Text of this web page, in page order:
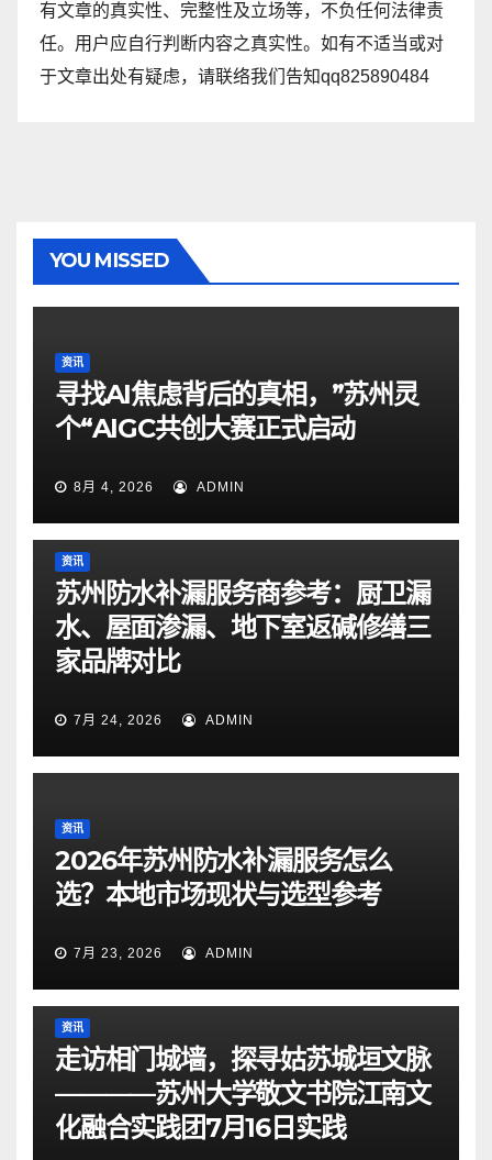
有文章的真实性、完整性及立场等，不负任何法律责
任。用户应自行判断内容之真实性。如有不适当或对
于文章出处有疑虑，请联络我们告知qq825890484
YOU MISSED
资讯
寻找AI焦虑背后的真相，”苏州灵
个“AIGC共创大赛正式启动
8月 4, 2026 ADMIN
资讯
苏州防水补漏服务商参考：厨卫漏
水、屋面渗漏、地下室返碱修缮三
家品牌对比
7月 24, 2026 ADMIN
资讯
2026年苏州防水补漏服务怎么
选？本地市场现状与选型参考
7月 23, 2026 ADMIN
资讯
走访相门城墙，探寻姑苏城垣文脉
————苏州大学敬文书院江南文
化融合实践团7月16日实践